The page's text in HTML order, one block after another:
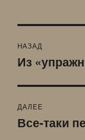
по
НАЗАД
Предыдущая
Из
ДАЛЕЕ
Следующая
Все-таки